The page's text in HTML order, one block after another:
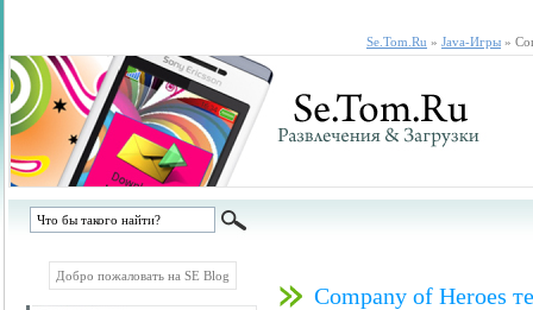
Se.Tom.Ru » Java-Игры »
Добро пожаловать на SE Blog
Company of Heroes